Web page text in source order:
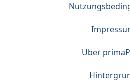
Über